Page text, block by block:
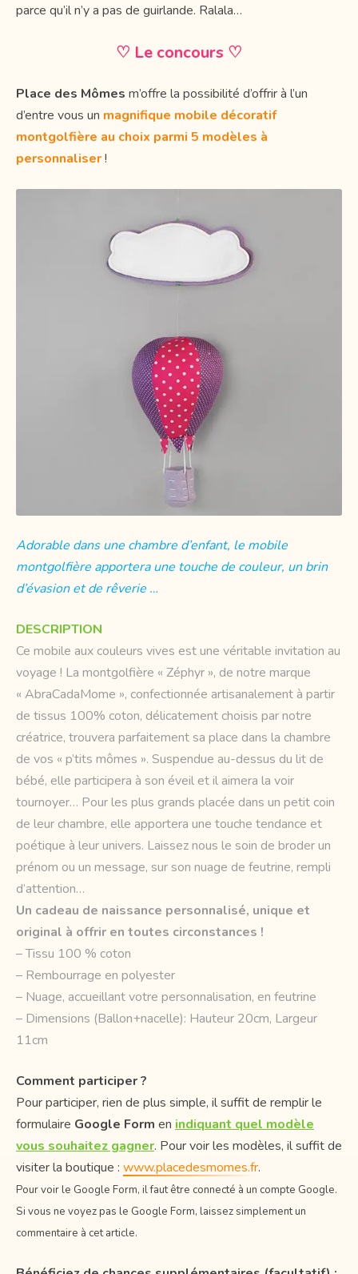
parce qu’il n’y a pas de guirlande. Ralala…
♡ Le concours ♡
Place des Mômes m’offre la possibilité d’offrir à l’un
d’entre vous un magnifique mobile décoratif
montgolfière au choix parmi 5 modèles à
personnaliser!
Adorable dans une chambre d’enfant, le mobile
montgolfière apportera une touche de couleur, un brin
d’évasion et de rêverie …
DESCRIPTION
Ce mobile aux couleurs vives est une véritable invitation au
voyage ! La montgolfière « Zéphyr », de notre marque
« AbraCadaMome », confectionnée artisanalement à partir
de tissus 100% coton, délicatement choisis par notre
créatrice, trouvera parfaitement sa place dans la chambre
de vos « p’tits mômes ». Suspendue au-dessus du lit de
bébé, elle participera à son éveil et il aimera la voir
tournoyer… Pour les plus grands placée dans un petit coin
de leur chambre, elle apportera une touche tendance et
poétique à leur univers. Laissez nous le soin de broder un
prénom ou un message, sur son nuage de feutrine, rempli
d’attention…
Un cadeau de naissance personnalisé, unique et
original à offrir en toutes circonstances !
– Tissu 100 % coton
– Rembourrage en polyester
– Nuage, accueillant votre personnalisation, en feutrine
– Dimensions (Ballon+nacelle): Hauteur 20cm, Largeur
11cm
Comment participer ?
Pour participer, rien de plus simple, il suffit de remplir le
formulaire Google Form en indiquant quel modèle
vous souhaitez gagner. Pour voir les modèles, il suffit de
visiter la boutique : www.placedesmomes.fr.
Pour voir le Google Form, il faut être connecté à un compte Google.
Si vous ne voyez pas le Google Form, laissez simplement un
commentaire à cet article.